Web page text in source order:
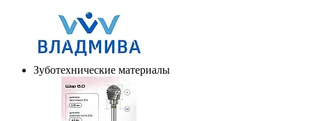
Зуботехнические материалы